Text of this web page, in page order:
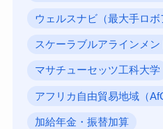
ウェルスナビ（最大手ロボ
スケーラブルアラインメン
マサチューセッツ工科大学
アフリカ自由貿易地域（
加給年金・振替加算